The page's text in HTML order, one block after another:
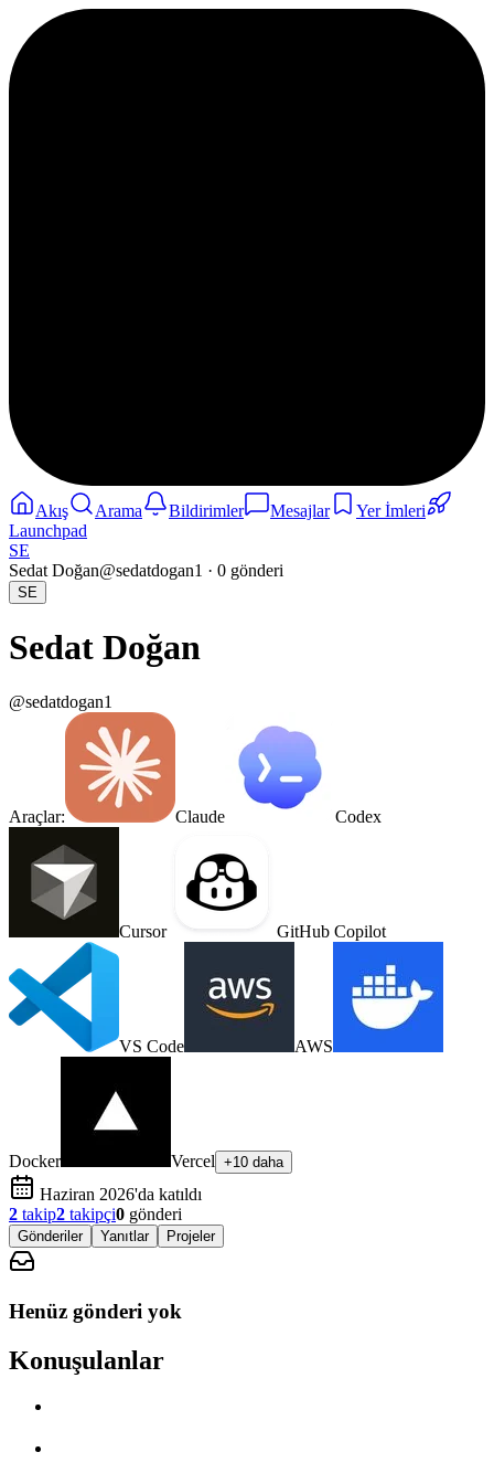
Akış Arama Bildirimler Mesajlar
Yer İmleri
Launchpad
SE
Sedat Doğan@sedatdogan1 · 0 gönderi
SE
Sedat Doğan
@sedatdogan1
Araçlar: Claude Codex
Cursor GitHub Copilot
VS Code AWS
Docker Vercel +10 daha
Haziran 2026'da katıldı
2 takip2 takipçi0 gönderi
Gönderiler Yanıtlar Projeler
Henüz gönderi yok
Konuşulanlar